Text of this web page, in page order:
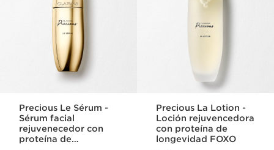
Precious Le Sérum -
Sérum facial
rejuvenecedor con
proteína de
Precious La Lotion -
Loción rejuvencedora
con proteína de
longevidad FOXO